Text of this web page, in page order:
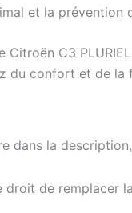
et la prévention
Citroën C3
du confort et de la
dans la
droit de remplacer